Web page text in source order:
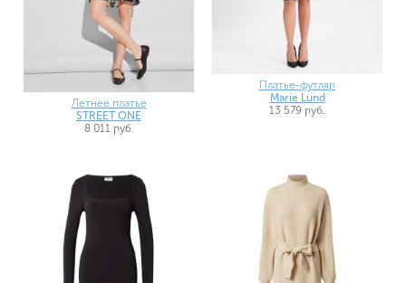
Летнее платье
STREET ONE
8 011 руб.
Платье-футляр
Marie Lund
13 579 руб.